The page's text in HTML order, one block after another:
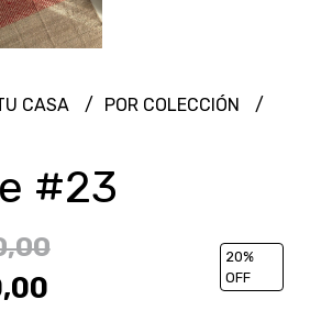
CASA
POR COLECCIÓN
#23
20%
OFF